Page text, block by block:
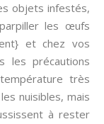
objets infestés,
les œufs
et chez vos
les précautions
très
nuisibles, mais
à rester